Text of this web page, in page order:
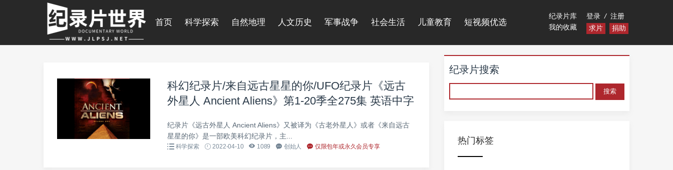
首页 科学探索 自然地理 人文历史 军事战争 社会生活 儿童教育 短视频优选
纪录片库
我的收藏
登录 / 注册
求片
捐助
科幻纪录片/来自远古星星的你/UFO纪录片《远古
外星人 Ancient Aliens》第1-20季全275集 英语中字
纪录片《远古外星人 Ancient Aliens》又被译为《古老外星人》或者《来自远古
星星的你》是一部欧美科幻纪录片，主...
科学探索 2022-04-10 1089 创始人 仅限包年或永久会员专享
纪录片搜索
热门标签